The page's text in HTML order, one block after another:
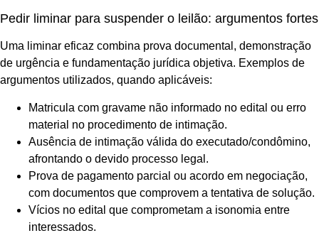
Pedir liminar para suspender o leilão: argumentos fortes
Uma liminar eficaz combina prova documental, demonstração
de urgência e fundamentação jurídica objetiva. Exemplos de
argumentos utilizados, quando aplicáveis:
Matricula com gravame não informado no edital ou erro
material no procedimento de intimação.
Ausência de intimação válida do executado/condômino,
afrontando o devido processo legal.
Prova de pagamento parcial ou acordo em negociação,
com documentos que comprovem a tentativa de solução.
Vícios no edital que comprometam a isonomia entre
interessados.